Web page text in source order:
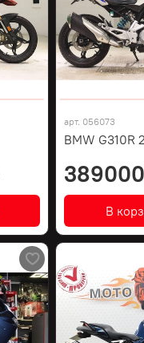
арт. 056073
BMW G310R
В